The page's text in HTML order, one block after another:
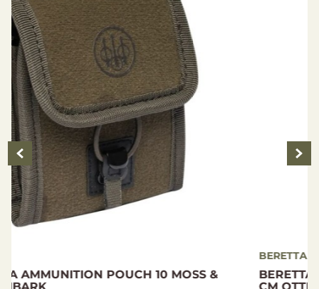
BERETTA GAMEKEEPER EVO GUN CASE 140
CM OTTER...